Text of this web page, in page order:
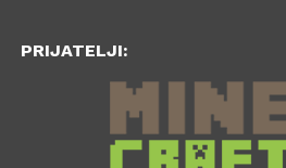
PRIJATELJI: